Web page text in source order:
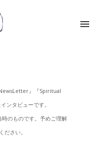
』『Spiritual
ンタビューです。
のものです。予めご理解
ださい。